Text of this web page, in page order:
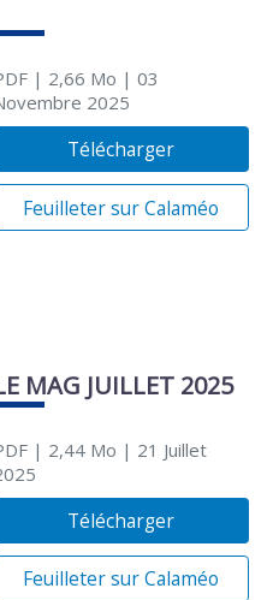
| 2,66 Mo | 03
2025
Télécharger
Feuilleter sur Calaméo
MAG JUILLET 2025
| 2,44 Mo | 21 Juillet
Télécharger
Feuilleter sur Calaméo